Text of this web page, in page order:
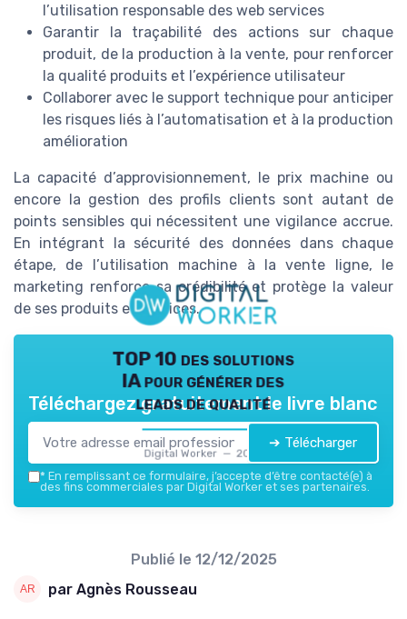
l’utilisation responsable des web services
Garantir la traçabilité des actions sur chaque
produit, de la production à la vente, pour renforcer
la qualité produits et l’expérience utilisateur
Collaborer avec le support technique pour anticiper
les risques liés à l’automatisation et à la production
amélioration
La capacité d’approvisionnement, le prix machine ou
encore la gestion des profils clients sont autant de
points sensibles qui nécessitent une vigilance accrue.
En intégrant la sécurité des données dans chaque
étape, de l’utilisation machine à la vente ligne, le
marketing renforce sa crédibilité et protège la valeur
de ses produits et services.
TOP 10 des solutions
IA pour générer des
leads de qualité
Digital Worker — 2026
Téléchargez gratuitement le livre blanc
➔ Télécharger
* En remplissant ce formulaire, j’accepte d’être contacté(e) à
des fins commerciales par Digital Worker et ses partenaires.
Publié le 12/12/2025
par Agnès Rousseau